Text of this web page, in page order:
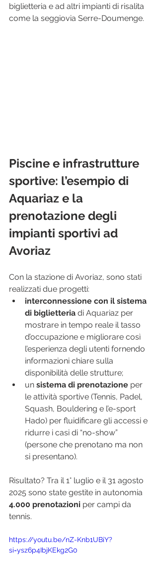
biglietteria e ad altri impianti di risalita
come la seggiovia Serre-Doumenge.
Piscine e infrastrutture
sportive: l’esempio di
Aquariaz e la
prenotazione degli
impianti sportivi ad
Avoriaz
Con la stazione di Avoriaz, sono stati
realizzati due progetti:
interconnessione con il sistema
di biglietteria di Aquariaz per
mostrare in tempo reale il tasso
d’occupazione e migliorare così
l’esperienza degli utenti fornendo
informazioni chiare sulla
disponibilità delle strutture;
un sistema di prenotazione per
le attività sportive (Tennis, Padel,
Squash, Bouldering e l’e-sport
Hado) per fluidificare gli accessi e
ridurre i casi di “no-show”
(persone che prenotano ma non
si presentano).
Risultato? Tra il 1° luglio e il 31 agosto
2025 sono state gestite in autonomia
4.000 prenotazioni per campi da
tennis.
https://youtu.be/nZ-Knb1UBiY?
si=ysz6p4IbjKEkg2G0